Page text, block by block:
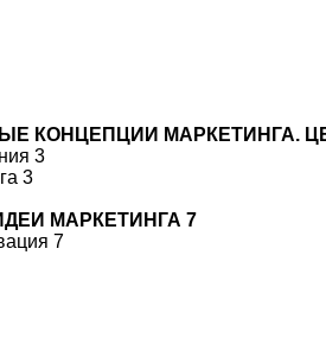
КОНЦЕПЦИИ МАРКЕТИНГА.
3
3
МАРКЕТИНГА 7
7